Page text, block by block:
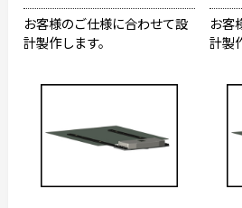
お客様のご仕様に合わせて設
計製作します。
お客
計製